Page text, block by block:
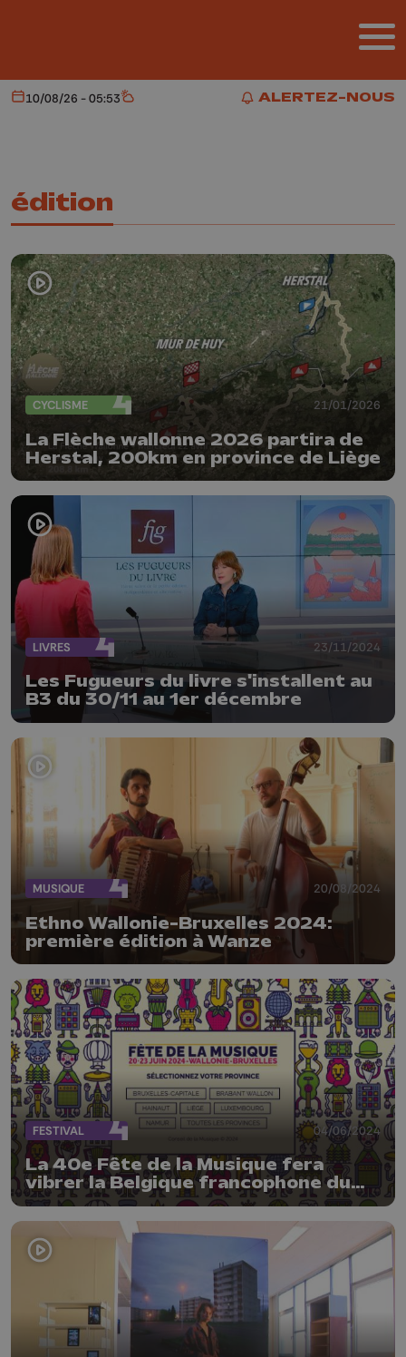
ALERTEZ-NOUS
ALERTEZ-NOUS
Aujourd'hui
10/08/26 - 05:53 Météo
édition
CYCLISME 21/01/2026
La Flèche wallonne 2026 partira de
Herstal, 200km en province de Liège
LIVRES 23/11/2024
Les Fugueurs du livre s'installent au
B3 du 30/11 au 1er décembre
MUSIQUE 20/08/2024
Ethno Wallonie-Bruxelles 2024:
première édition à Wanze
FESTIVAL 04/06/2024
La 40e Fête de la Musique fera
vibrer la Belgique francophone du
20 au 23 juin